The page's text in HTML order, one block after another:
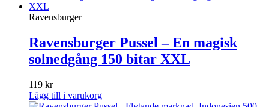
Ravensburger
Ravensburger Pussel – En magisk
solnedgång 150 bitar XXL
119 kr
Lägg till i varukorg